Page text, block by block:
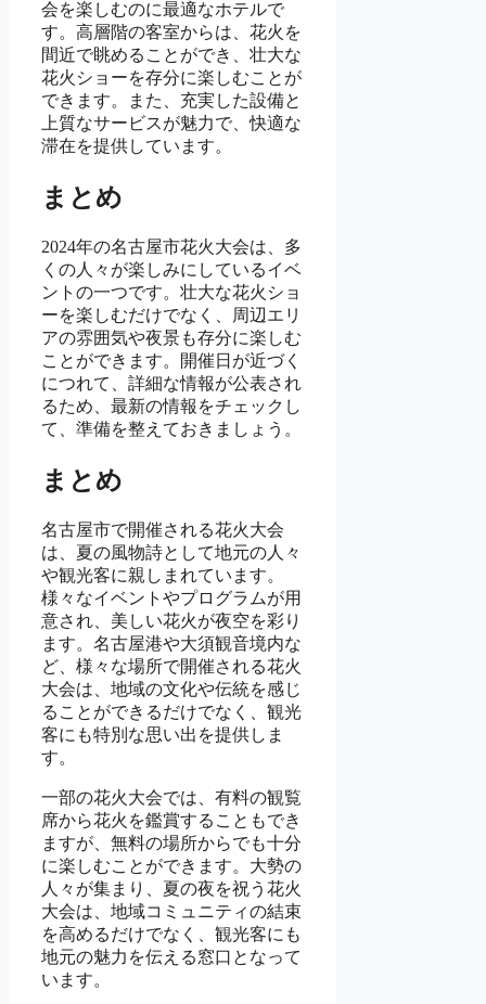
会を楽しむのに最適なホテルで
す。高層階の客室からは、花火を
間近で眺めることができ、壮大な
花火ショーを存分に楽しむことが
できます。また、充実した設備と
上質なサービスが魅力で、快適な
滞在を提供しています。
まとめ
2024年の名古屋市花火大会は、多
くの人々が楽しみにしているイベ
ントの一つです。壮大な花火ショ
ーを楽しむだけでなく、周辺エリ
アの雰囲気や夜景も存分に楽しむ
ことができます。開催日が近づく
につれて、詳細な情報が公表され
るため、最新の情報をチェックし
て、準備を整えておきましょう。
まとめ
名古屋市で開催される花火大会
は、夏の風物詩として地元の人々
や観光客に親しまれています。
様々なイベントやプログラムが用
意され、美しい花火が夜空を彩り
ます。名古屋港や大須観音境内な
ど、様々な場所で開催される花火
大会は、地域の文化や伝統を感じ
ることができるだけでなく、観光
客にも特別な思い出を提供しま
す。
一部の花火大会では、有料の観覧
席から花火を鑑賞することもでき
ますが、無料の場所からでも十分
に楽しむことができます。大勢の
人々が集まり、夏の夜を祝う花火
大会は、地域コミュニティの結束
を高めるだけでなく、観光客にも
地元の魅力を伝える窓口となって
います。